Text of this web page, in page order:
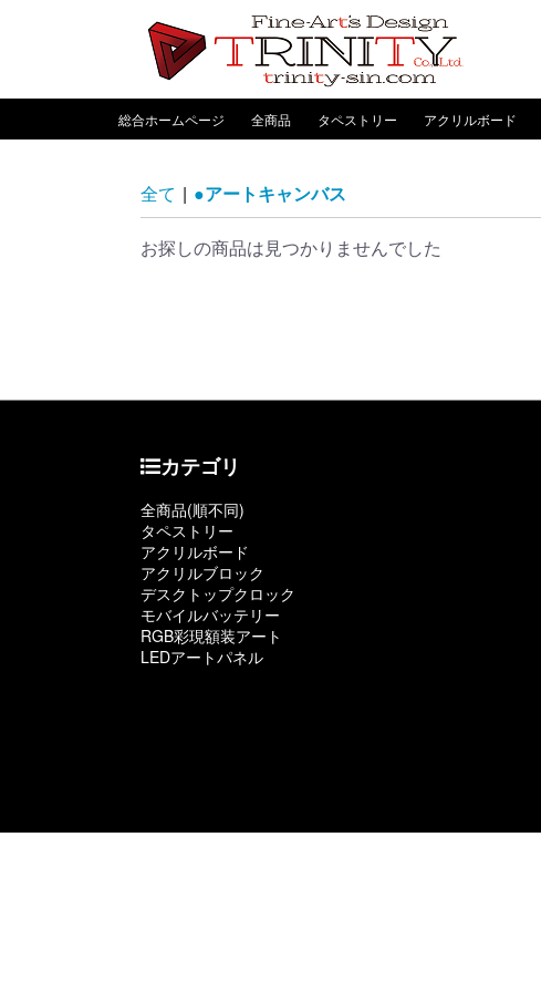
総合ホームページ 全商品 タペストリー アクリルボード
全て | ●アートキャンバス
お探しの商品は見つかりませんでした
カテゴリ
全商品(順不同)
タペストリー
アクリルボード
アクリルブロック
デスクトップクロック
モバイルバッテリー
RGB彩現額装アート
LEDアートパネル